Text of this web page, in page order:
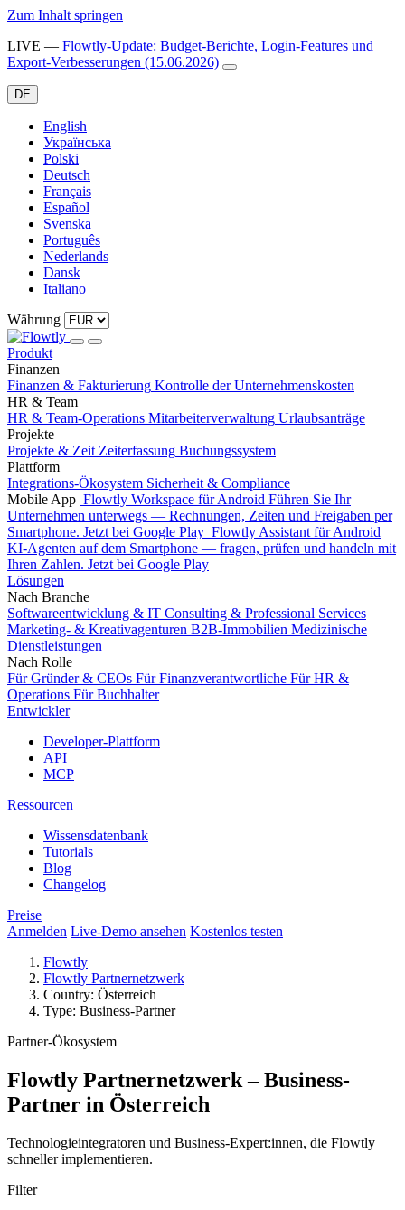
Zum Inhalt springen
LIVE — Flowtly-Update: Budget-Berichte, Login-Features und
Export-Verbesserungen (15.06.2026)
DE
English
Українська
Polski
Deutsch
Français
Español
Svenska
Português
Nederlands
Dansk
Italiano
Währung
Produkt
Finanzen
Finanzen & Fakturierung Kontrolle der Unternehmenskosten
HR & Team
HR & Team-Operations Mitarbeiterverwaltung Urlaubsanträge
Projekte
Projekte & Zeit Zeiterfassung Buchungssystem
Plattform
Integrations-Ökosystem Sicherheit & Compliance
Mobile App Flowtly Workspace für Android Führen Sie Ihr
Unternehmen unterwegs — Rechnungen, Zeiten und Freigaben per
Smartphone. Jetzt bei Google Play Flowtly Assistant für Android
KI-Agenten auf dem Smartphone — fragen, prüfen und handeln mit
Ihren Zahlen. Jetzt bei Google Play
Lösungen
Nach Branche
Softwareentwicklung & IT Consulting & Professional Services
Marketing- & Kreativagenturen B2B-Immobilien Medizinische
Dienstleistungen
Nach Rolle
Für Gründer & CEOs Für Finanzverantwortliche Für HR &
Operations Für Buchhalter
Entwickler
Developer-Plattform
API
MCP
Ressourcen
Wissensdatenbank
Tutorials
Blog
Changelog
Preise
Anmelden Live-Demo ansehen Kostenlos testen
Flowtly
Flowtly Partnernetzwerk
Country: Österreich
Type: Business-Partner
Partner-Ökosystem
Flowtly Partnernetzwerk – Business-
Partner in Österreich
Technologieintegratoren und Business-Expert:innen, die Flowtly
schneller implementieren.
Filter